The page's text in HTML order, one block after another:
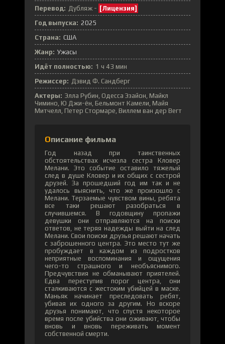
Перевод: Дубляж - [Лицензия]
Год выпуска: 2025
Страна: США
Жанр: Ужасы
Идёт полностью: 1 ч 43 мин
Режиссер: Дэвид Ф. Сандберг
Актеры: Элла Рубин, Одесса Эзайон, Майкл
Чимино, Ю Джи-ён, Бельмонт Камели, Майя
Митчелл, Петер Стормаре, Виллем ван дер Вегт
Описание фильма
Год назад при таинственных
обстоятельствах исчезла сестра Кловер
Мелани. Это событие оставило тяжелый
след в душе Кловер и их общих с сестрой
друзей. За прошедший год им так и не
удалось выяснить, что же произошло с
Мелани. Терзаемые чувством вины, ребята
все таки решают разобраться в
случившемся. В годовщину пропажи
девушки они отправляются на поиски
ответов, не теряя надежды выйти на след
Мелани. Свои поиски друзья решают начать
с заброшенного центра. Это место тут же
пробуждает в каждом из подростков
неприятные воспоминания и ощущения
чего-то страшного и необъяснимого.
Предчувствия не обманывают приятелей.
Едва переступив порог центра, они
сталкиваются с жестоким убийцей в маске.
Маньяк начинает преследовать ребят,
убивая их одного за другим. Но вскоре
друзья понимают, что спустя некоторое
время после убийства они оживают, чтобы
вновь и вновь переживать момент
собственной смерти.